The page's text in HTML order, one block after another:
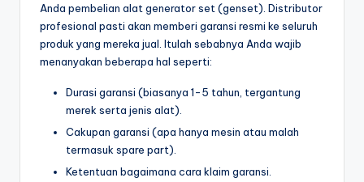
Anda pembelian alat generator set (genset). Distributor
profesional pasti akan memberi garansi resmi ke seluruh
produk yang mereka jual. Itulah sebabnya Anda wajib
menanyakan beberapa hal seperti:
Durasi garansi (biasanya 1-5 tahun, tergantung
merek serta jenis alat).
Cakupan garansi (apa hanya mesin atau malah
termasuk spare part).
Ketentuan bagaimana cara klaim garansi.